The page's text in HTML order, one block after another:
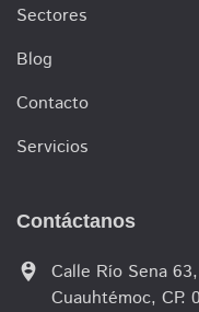
Sectores
Blog
Contacto
Servicios
Contáctanos
person_pin_circle
Calle Río Sena
Cuauhtémoc, CP.